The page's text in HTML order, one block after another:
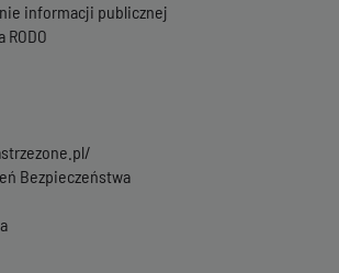
informacji publicznej
Bezpieczeństwa